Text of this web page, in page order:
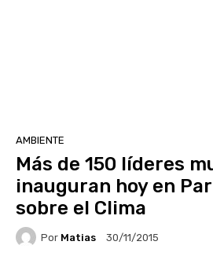
AMBIENTE
Más de 150 líderes
inauguran hoy en
sobre el Clima
Por Matias 30/11/2015